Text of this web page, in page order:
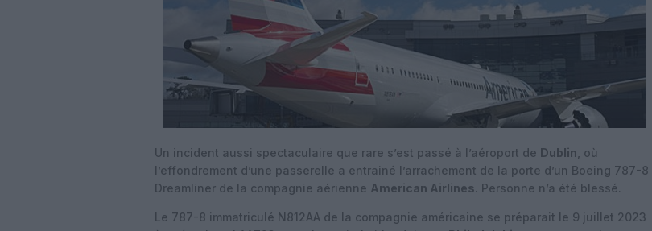
Un incident aussi spectaculaire que rare s’est passé à l’aéroport de Dublin , où
l’effondrement d’une passerelle a entrainé l’arrachement de la porte d’un Boeing 787-8
Dreamliner de la compagnie aérienne American Airlines. Personne n’a été blessé.
Le 787-8 immatriculé N812AA de la compagnie américaine se préparait le 9 juillet 2023